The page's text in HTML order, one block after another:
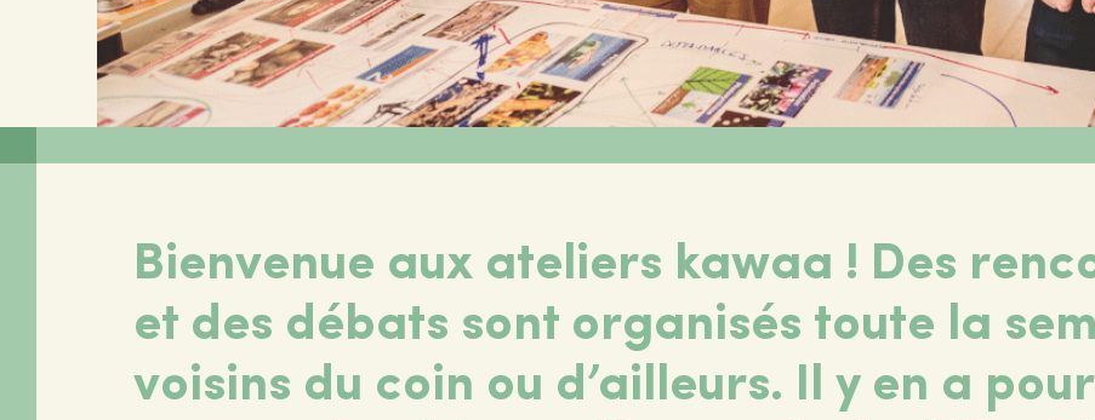
Bienvenue aux ateliers kawaa ! Des
et des débats sont organisés toute la
voisins du coin ou d’ailleurs. Il y en a